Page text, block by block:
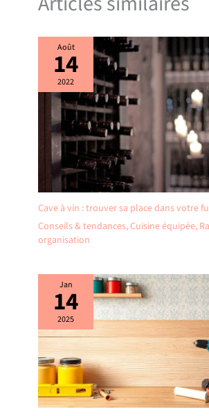
Août
14
2022
Cave à vin : trouver sa place dans votre
Conseils & tendances,Cuisine équipée,
organisation
Jan
14
2025